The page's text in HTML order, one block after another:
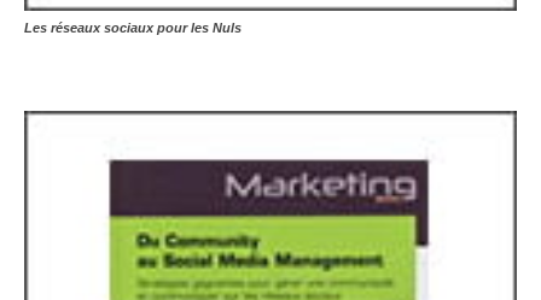
Les réseaux sociaux pour les Nuls